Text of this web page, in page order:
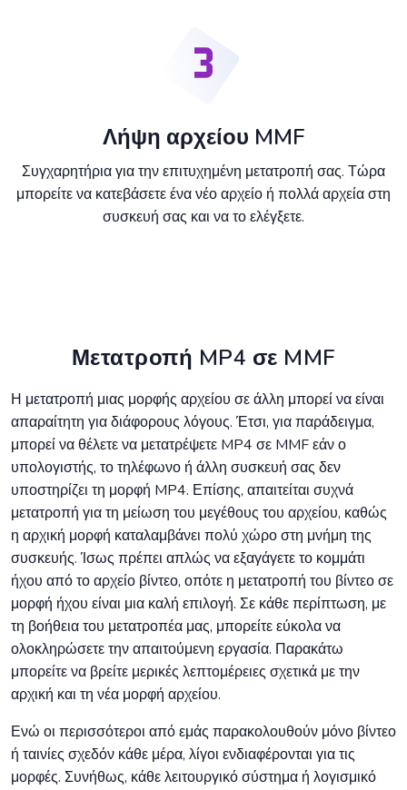
Λήψη αρχείου MMF
Συγχαρητήρια για την επιτυχημένη μετατροπή σας. Τώρα
μπορείτε να κατεβάσετε ένα νέο αρχείο ή πολλά αρχεία στη
συσκευή σας και να το ελέγξετε.
Μετατροπή MP4 σε MMF
Η μετατροπή μιας μορφής αρχείου σε άλλη μπορεί να είναι
απαραίτητη για διάφορους λόγους. Έτσι, για παράδειγμα,
μπορεί να θέλετε να μετατρέψετε MP4 σε MMF εάν ο
υπολογιστής, το τηλέφωνο ή άλλη συσκευή σας δεν
υποστηρίζει τη μορφή MP4. Επίσης, απαιτείται συχνά
μετατροπή για τη μείωση του μεγέθους του αρχείου, καθώς
η αρχική μορφή καταλαμβάνει πολύ χώρο στη μνήμη της
συσκευής. Ίσως πρέπει απλώς να εξαγάγετε το κομμάτι
ήχου από το αρχείο βίντεο, οπότε η μετατροπή του βίντεο σε
μορφή ήχου είναι μια καλή επιλογή. Σε κάθε περίπτωση, με
τη βοήθεια του μετατροπέα μας, μπορείτε εύκολα να
ολοκληρώσετε την απαιτούμενη εργασία. Παρακάτω
μπορείτε να βρείτε μερικές λεπτομέρειες σχετικά με την
αρχική και τη νέα μορφή αρχείου.
Ενώ οι περισσότεροι από εμάς παρακολουθούν μόνο βίντεο
ή ταινίες σχεδόν κάθε μέρα, λίγοι ενδιαφέρονται για τις
μορφές. Συνήθως, κάθε λειτουργικό σύστημα ή λογισμικό